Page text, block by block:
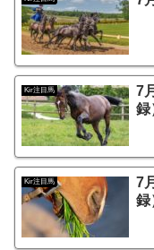
Kir注目馬
7
録
Kir注目馬
7
録